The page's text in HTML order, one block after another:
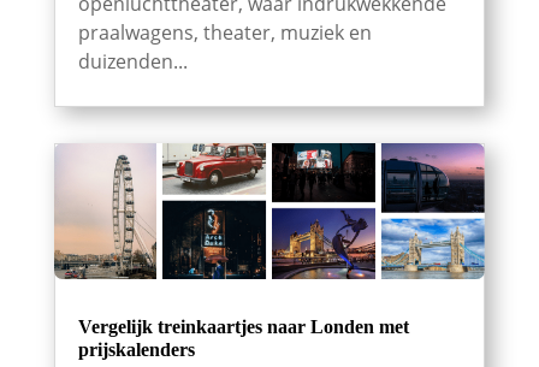
praalwagens, theater, muziek en
duizenden...
Vergelijk treinkaartjes naar Londen met
prijskalenders